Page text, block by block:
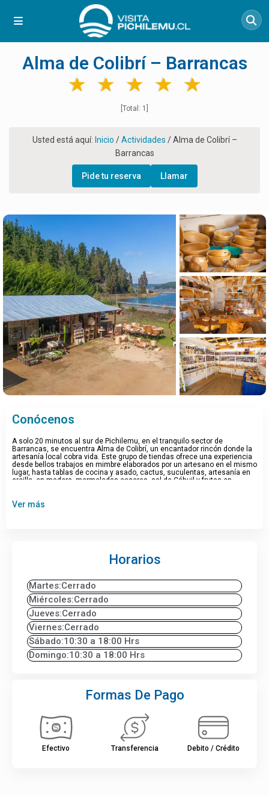
Alma de Colibrí – Barrancas
★
★ ★
★ ★
★ ★
★ ★
★
[Total: 1]
Usted está aquí: Inicio /Actividades /Alma de Colibrí –
Barrancas
Pide tu reserva Llamar
Conócenos
A solo 20 minutos al sur de Pichilemu, en el tranquilo sector de
Barrancas, se encuentra Alma de Colibrí, un encantador rincón donde la
artesanía local cobra vida. Este grupo de tiendas ofrece una experiencia
desde bellos trabajos en mimbre elaborados por un artesano en el mismo
lugar, hasta tablas de cocina y asado, cactus, suculentas, artesanía en
arcilla, en madera, mermeladas caseras, sal de Cáhuil y frutas en
artesanía en mimbre gratuito a agrupaciones con previa reserva!
Ver más
Horarios
Martes:Cerrado
Miércoles:Cerrado
Jueves:Cerrado
Viernes:Cerrado
Sábado:10:30 a 18:00 Hrs
Domingo:10:30 a 18:00 Hrs
Formas De Pago
Efectivo Transferencia Debito / Crédito